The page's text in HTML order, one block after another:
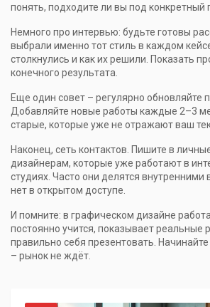
понять, подходите ли вы под конкретный
Немного про интервью: будьте готовы
выбрали именно тот стиль в каждом
столкнулись и как их решили. Показать
конечного результата.
Еще один совет – регулярно обновляйте
Добавляйте новые работы каждые 2–3
старые, которые уже не отражают ваш
Наконец, сеть контактов. Пишите в
дизайнерам, которые уже работают в
студиях. Часто они делятся внутренними
нет в открытом доступе.
И помните: в графическом дизайне
постоянно учится, показывает реальные
правильно себя презентовать.
– рынок не ждёт.